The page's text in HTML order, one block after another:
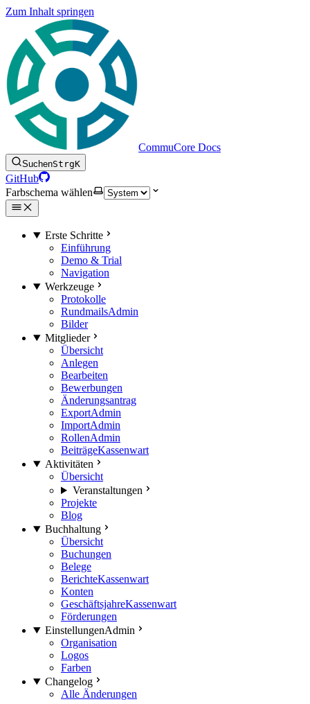
Zum Inhalt springen
CommuCore Docs
SuchenStrgK
GitHub
Farbschema wählen
Erste Schritte
Einführung
Demo & Trial
Navigation
Werkzeuge
Protokolle
RundmailsAdmin
Bilder
Mitglieder
Übersicht
Anlegen
Bearbeiten
Bewerbungen
Änderungsantrag
ExportAdmin
ImportAdmin
RollenAdmin
BeiträgeKassenwart
Aktivitäten
Übersicht
Veranstaltungen
Projekte
Blog
Buchhaltung
Übersicht
Buchungen
Belege
BerichteKassenwart
Konten
GeschäftsjahreKassenwart
Förderungen
EinstellungenAdmin
Organisation
Logos
Farben
Changelog
Alle Änderungen